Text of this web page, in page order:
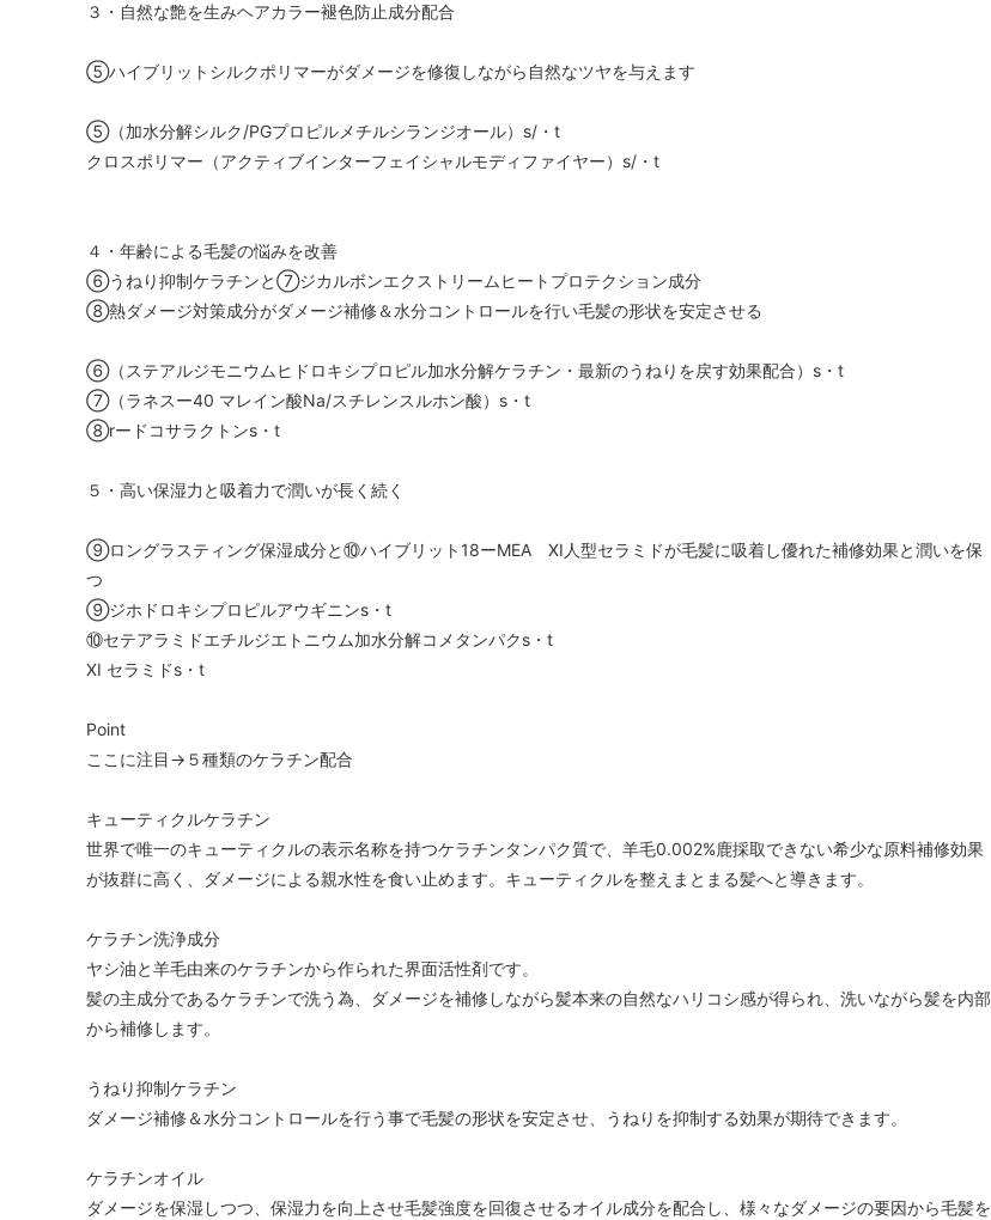
３・自然な艶を生みヘアカラー褪色防止成分配合
⑤ハイブリットシルクポリマーがダメージを修復しながら自然なツヤを与えます
⑤（加水分解シルク/PGプロピルメチルシランジオール）s/・t
クロスポリマー（アクティブインターフェイシャルモディファイヤー）s/・t
４・年齢による毛髪の悩みを改善
⑥うねり抑制ケラチンと⑦ジカルボンエクストリームヒートプロテクション成分
⑧熱ダメージ対策成分がダメージ補修＆水分コントロールを行い毛髪の形状を安定させる
⑥（ステアルジモニウムヒドロキシプロピル加水分解ケラチン・最新のうねりを戻す効果配合）s・t
⑦（ラネスー40 マレイン酸Na/スチレンスルホン酸）s・t
⑧rードコサラクトンs・t
５・高い保湿力と吸着力で潤いが長く続く
⑨ロングラスティング保湿成分と⑩ハイブリット18ーMEA Ⅺ人型セラミドが毛髪に吸着し優れた補修効果と潤いを保
つ
⑨ジホドロキシプロピルアウギニンs・t
⑩セテアラミドエチルジエトニウム加水分解コメタンパクs・t
Ⅺ セラミドs・t
Point
ここに注目→５種類のケラチン配合
キューティクルケラチン
世界で唯一のキューティクルの表示名称を持つケラチンタンパク質で、羊毛0.002%鹿採取できない希少な原料補修効果
が抜群に高く、ダメージによる親水性を食い止めます。キューティクルを整えまとまる髪へと導きます。
ケラチン洗浄成分
ヤシ油と羊毛由来のケラチンから作られた界面活性剤です。
髪の主成分であるケラチンで洗う為、ダメージを補修しながら髪本来の自然なハリコシ感が得られ、洗いながら髪を内部
から補修します。
うねり抑制ケラチン
ダメージ補修＆水分コントロールを行う事で毛髪の形状を安定させ、うねりを抑制する効果が期待できます。
ケラチンオイル
ダメージを保湿しつつ、保湿力を向上させ毛髪強度を回復させるオイル成分を配合し、様々なダメージの要因から毛髪を